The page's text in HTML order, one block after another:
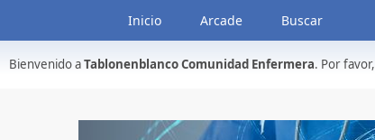
Inicio Arcade Buscar
Bienvenido aTablonenblanco Comunidad Enfermera. Por favor,